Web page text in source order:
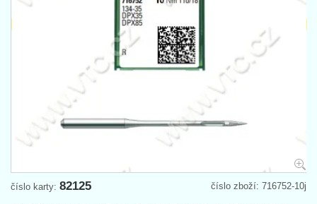
číslo zboží: 716752-10j
číslo karty: 82125